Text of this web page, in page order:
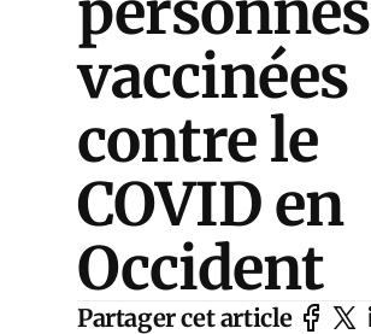
vaccinées
contre le
COVID en
Occident
Partager cet article